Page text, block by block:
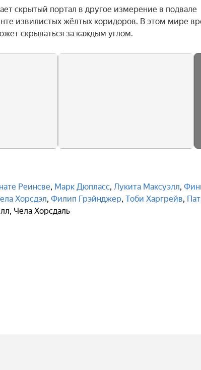
скрытый портал в другое измерение в подвале
извилистых жёлтых коридоров. В этом мире
скрываться за каждым углом.
Реинсве, Марк Дюпласс, Лукита Максуэлл,
Хорсдэл, Филип Грэйнджер, Тоби Харгрейв,
, Чела Хорсдаль